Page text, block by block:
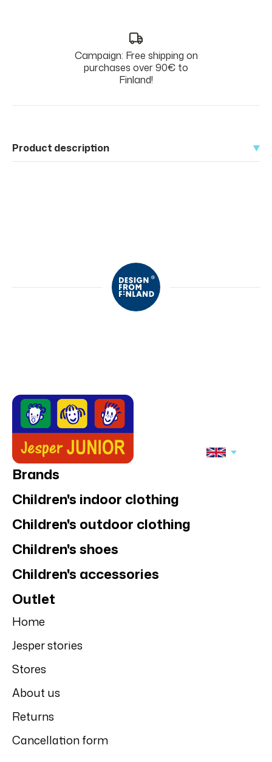
Campaign: Free shipping on
purchases over 90€ to
Finland!
Product description
Brands
Children's indoor clothing
Children's outdoor clothing
Children's shoes
Children's accessories
Outlet
Home
Jesper stories
Stores
About us
Returns
Cancellation form